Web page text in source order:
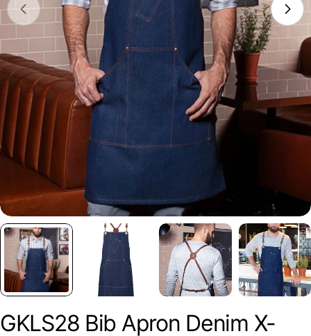
GKLS28 Bib Apron Denim X-